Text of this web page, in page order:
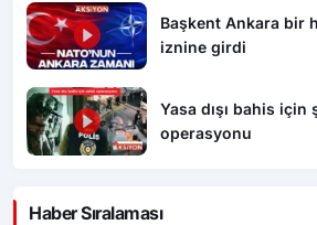
Başkent Ankara bir
iznine girdi
Yasa dışı bahis için
operasyonu
Haber Sıralaması